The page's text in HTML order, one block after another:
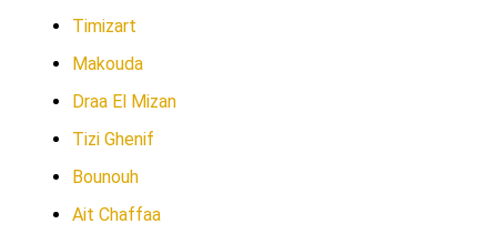
Timizart
Makouda
Draa El Mizan
Tizi Ghenif
Bounouh
Ait Chaffaa